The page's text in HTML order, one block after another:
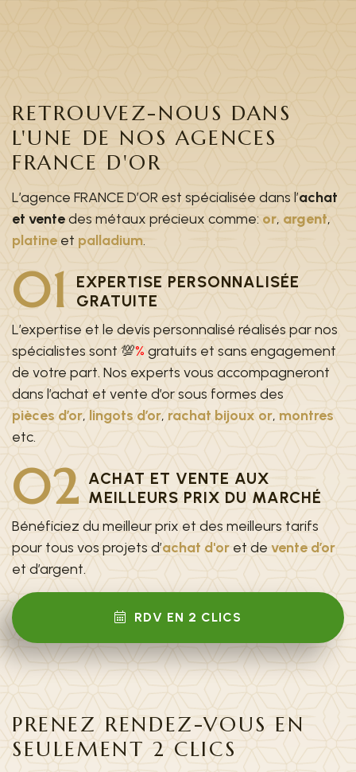
RETROUVEZ-NOUS DANS
L'UNE DE NOS AGENCES
FRANCE D'OR
L’agence FRANCE D’OR est spécialisée dans l’achat
et ventedes métaux précieux comme: or, argent,
platine et palladium.
01
EXPERTISE PERSONNALISÉE
GRATUITE
L’expertise et le devis personnalisé réalisés par nos
spécialistes sont 💯% gratuits et sans engagement
de votre part. Nos experts vous accompagneront
dans l’achat et vente d’or sous formes des
pièces d’or, lingots d’or, rachat bijoux or, montres
etc.
02 ACHAT ET VENTE AUX
MEILLEURS PRIX DU MARCHÉ
Bénéficiez du meilleur prix et des meilleurs tarifs
pour tous vos projets d’achat d'or et de vente d’or
et d’argent.
RDV EN 2 CLICS
PRENEZ RENDEZ-VOUS EN
SEULEMENT 2 CLICS